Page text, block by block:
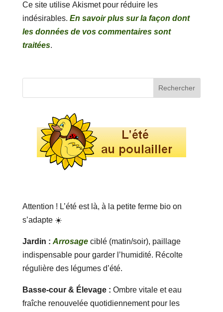
Ce site utilise Akismet pour réduire les
indésirables. En savoir plus sur la façon dont
les données de vos commentaires sont
traitées.
Attention ! L’été est là, à la petite ferme bio on
s’adapte ☀️
Jardin : Arrosageciblé (matin/soir), paillage
indispensable pour garder l’humidité. Récolte
régulière des légumes d’été.
Basse-cour & Élevage : Ombre vitale et eau
fraîche renouvelée quotidiennement pour les